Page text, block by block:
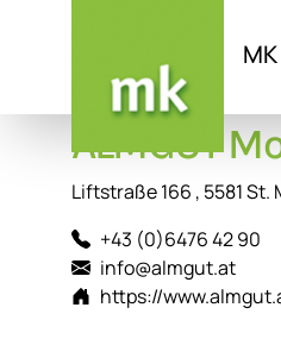
ALMGUT
Liftstraße 166 , 5581
+43 (0)6476 42 90
info@almgut.at
https://